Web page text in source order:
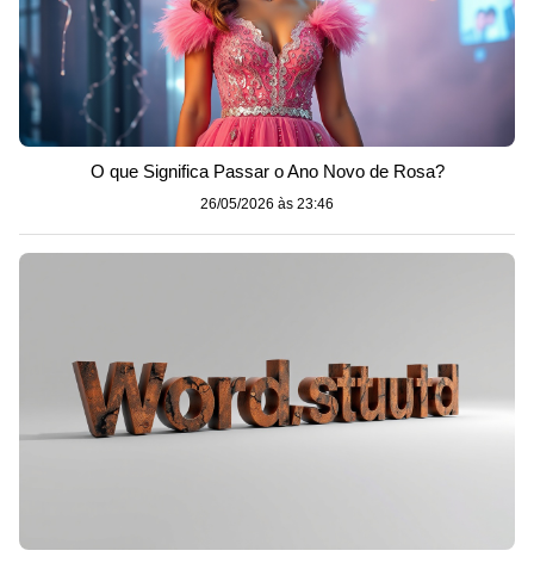
O que Significa Passar o Ano Novo de Rosa?
26/05/2026 às 23:46